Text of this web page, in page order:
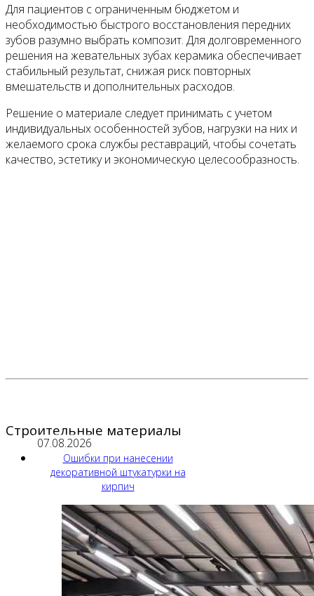
Для пациентов с ограниченным бюджетом и
необходимостью быстрого восстановления передних
зубов разумно выбрать композит. Для долговременного
решения на жевательных зубах керамика обеспечивает
стабильный результат, снижая риск повторных
вмешательств и дополнительных расходов.
Решение о материале следует принимать с учетом
индивидуальных особенностей зубов, нагрузки на них и
желаемого срока службы реставраций, чтобы сочетать
качество, эстетику и экономическую целесообразность.
Строительные материалы
07.08.2026
Ошибки при нанесении
декоративной штукатурки на
кирпич